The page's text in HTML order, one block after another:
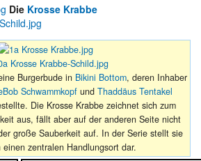
Die Krosse Krabbe
Burgerbude in Bikini Bottom, deren Inhaber
Schwammkopfund Thaddäus Tentakel
Die Krosse Krabbe zeichnet sich zum
aus, fällt aber auf der anderen Seite nicht
große Sauberkeit auf. In der Serie stellt sie
zentralen Handlungsort dar.